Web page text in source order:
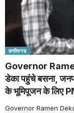
छत्तीसगढ
Governor
डेका पहुंचे बसना,
के भूमिपूजन के लिए
Governor Ramen Deka